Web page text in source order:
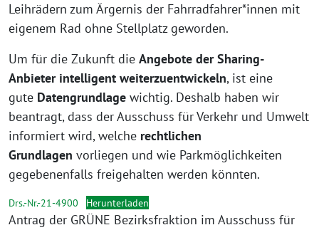
Leihrädern zum Ärgernis der Fahrradfahrer*innen mit
eigenem Rad ohne Stellplatz geworden.
Um für die Zukunft die Angebote der Sharing-
Anbieter intelligent weiterzuentwickeln, ist eine
gute Datengrundlage wichtig. Deshalb haben wir
beantragt, dass der Ausschuss für Verkehr und Umwelt
informiert wird, welche rechtlichen
Grundlagen vorliegen und wie Parkmöglichkeiten
gegebenenfalls freigehalten werden könnten.
Drs.-Nr.-21-4900 Herunterladen
Antrag der GRÜNE Bezirksfraktion im Ausschuss für